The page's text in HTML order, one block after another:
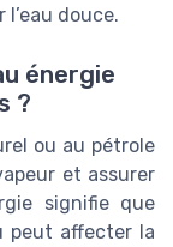
douce.
énergie
?
ou au pétrole
et assurer
signifie que
peut affecter la